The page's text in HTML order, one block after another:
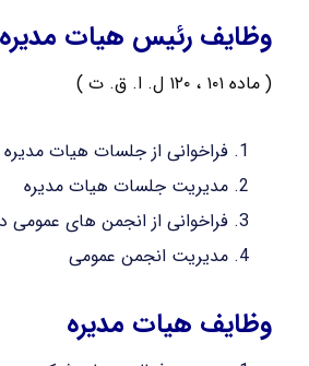
وظایف رئیس هیات مدیره
( ماده ۱۰۱ ، ۱۲۰ ل. ا. ق. ت )
فراخوانی از جلسات هیات مدیره
مدیریت جلسات هیات مدیره
فراخوانی از انجمن های
مدیریت انجمن عمومی
وظایف هیات مدیره